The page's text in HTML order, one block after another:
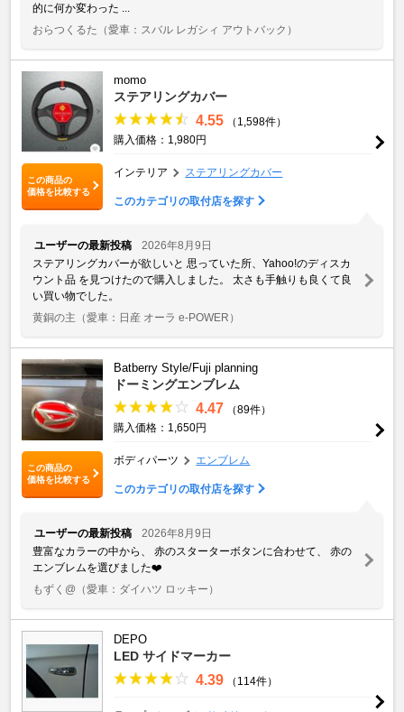
的に何か変わった ...
おらつくるた （愛車：スバル レガシィ アウトバック）
この商品の
価格を比較する
momo
ステアリングカバー
4.55
（1,598件）
購入価格：1,980円
インテリア ステアリングカバー
このカテゴリの取付店を探す
ユーザーの最新投稿
2026年8月9日
ステアリングカバーが欲しいと 思っていた所、Yahoo!のディスカ
ウント品 を見つけたので購入しました。 太さも手触りも良くて良
い買い物でした。
黄銅の主 （愛車：日産 オーラ e-POWER）
この商品の
価格を比較する
Batberry Style/Fuji planning
ドーミングエンブレム
4.47
（89件）
購入価格：1,650円
ボディパーツ エンブレム
このカテゴリの取付店を探す
ユーザーの最新投稿
2026年8月9日
豊富なカラーの中から、 赤のスターターボタンに合わせて、 赤の
エンブレムを選びました❤️
もずく@ （愛車：ダイハツ ロッキー）
DEPO
LED サイドマーカー
4.39 （114件）